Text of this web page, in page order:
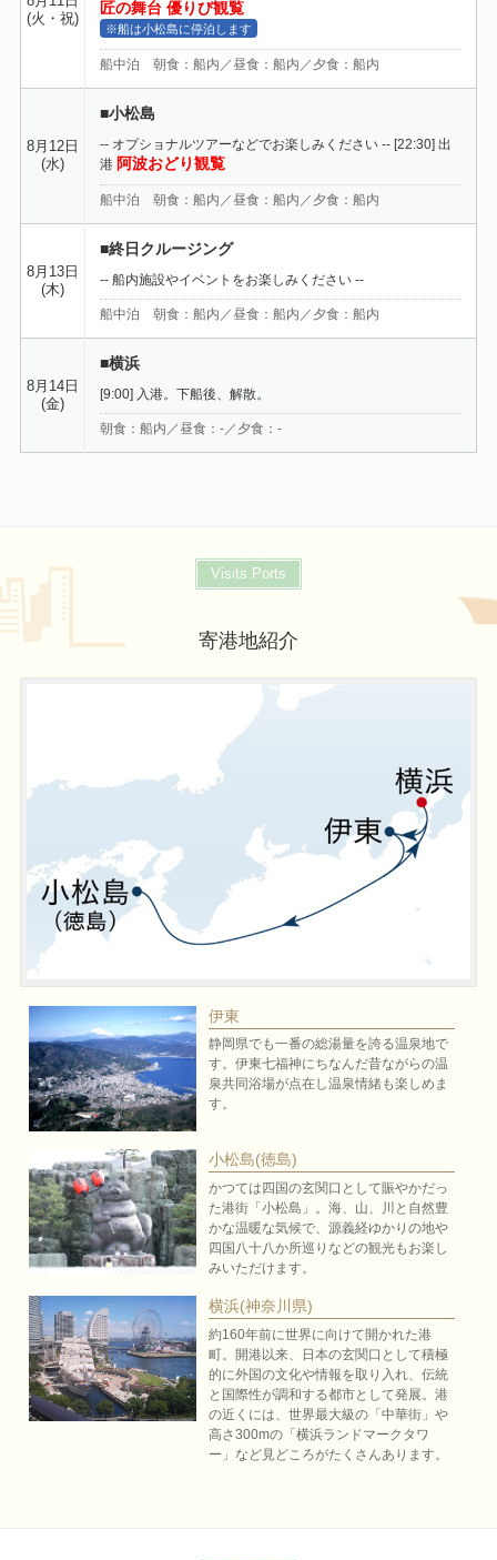
(火・祝)
匠の舞台 優りび観覧
※船は小松島に停泊します
船中泊 朝食：船内／昼食：船内／夕食：船内
8月12日
(水)
■小松島
-- オプショナルツアーなどでお楽しみください -- [22:30] 出
港 阿波おどり観覧
船中泊 朝食：船内／昼食：船内／夕食：船内
8月13日
(木)
■終日クルージング
-- 船内施設やイベントをお楽しみください --
船中泊 朝食：船内／昼食：船内／夕食：船内
8月14日
(金)
■横浜
[9:00] 入港。下船後、解散。
朝食：船内／昼食：-／夕食：-
Visits Ports
寄港地紹介
伊東
静岡県でも一番の総湯量を誇る温泉地で
す。伊東七福神にちなんだ昔ながらの温
泉共同浴場が点在し温泉情緒も楽しめま
す。
小松島(徳島)
かつては四国の玄関口として賑やかだっ
た港街「小松島」。海、山、川と自然豊
かな温暖な気候で、源義経ゆかりの地や
四国八十八か所巡りなどの観光もお楽し
みいただけます。
横浜(神奈川県)
約160年前に世界に向けて開かれた港
町。開港以来、日本の玄関口として積極
的に外国の文化や情報を取り入れ、伝統
と国際性が調和する都市として発展。港
の近くには、世界最大級の「中華街」や
高さ300mの「横浜ランドマークタワ
ー」など見どころがたくさんあります。